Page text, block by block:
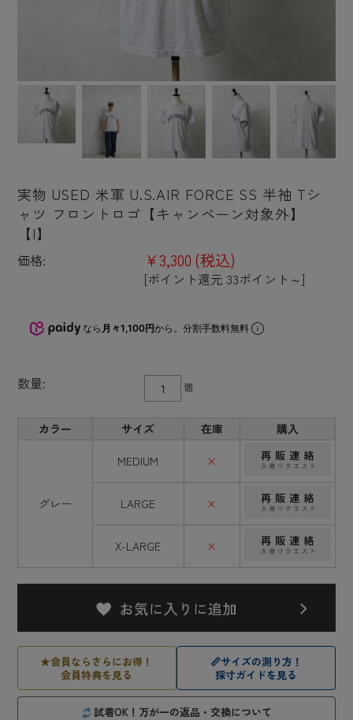
実物 USED 米軍 U.S.AIR FORCE SS 半袖 Tシ
ャツ フロントロゴ【キャンペーン対象外】
【I】
価格: ¥3,300 (税込)
[ポイント還元 33ポイント～]
なら 月々1,100円から。分割手数料無料
数量: 個
カラー サイズ 在庫 購入
グレー
MEDIUM ×
LARGE ×
X-LARGE ×
★会員ならさらにお得！
会員特典を見る
📏サイズの測り方！
採寸ガイドを見る
試着OK！万が一の返品・交換について